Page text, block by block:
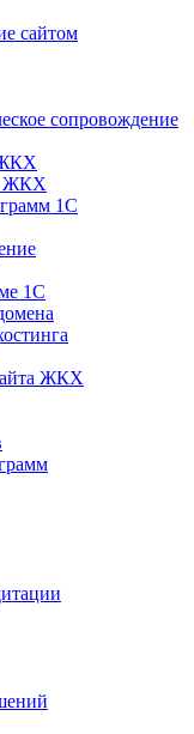
сайтом
сопровождение
ЖКХ
ЖКХ
1С
1С
ЖКХ